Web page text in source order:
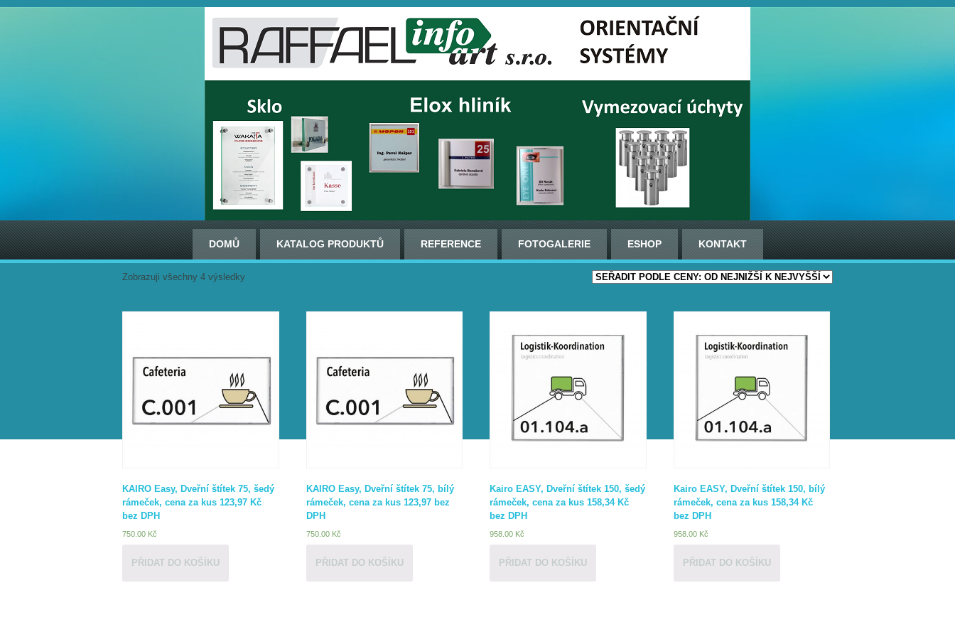
DOMŮ KATALOG PRODUKTŮ REFERENCE FOTOGALERIE ESHOP KONTAKT
Zobrazuji všechny 4 výsledky
KAIRO Easy, Dveřní štítek 75, šedý
rámeček, cena za kus 123,97 Kč
bez DPH
750.00 Kč
PŘIDAT DO KOŠÍKU
KAIRO Easy, Dveřní štítek 75, bílý
rámeček, cena za kus 123,97 bez
DPH
750.00 Kč
PŘIDAT DO KOŠÍKU
Kairo EASY, Dveřní štítek 150, šedý
rámeček, cena za kus 158,34 Kč
bez DPH
958.00 Kč
PŘIDAT DO KOŠÍKU
Kairo EASY, Dveřní štítek 150, bílý
rámeček, cena za kus 158,34 Kč
bez DPH
958.00 Kč
PŘIDAT DO KOŠÍKU